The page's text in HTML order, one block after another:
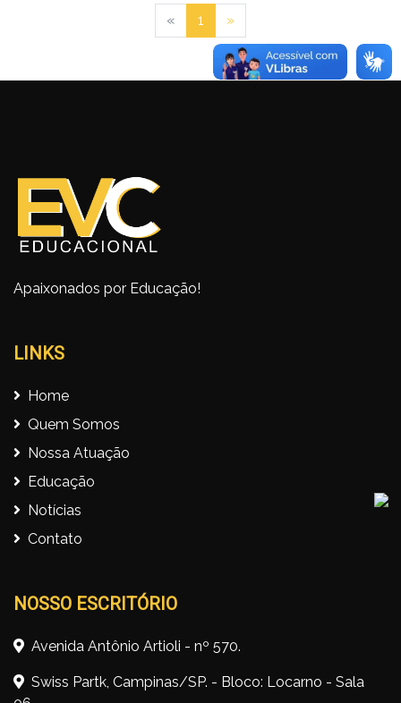
« Previous
1 »Next
Apaixonados por Educação!
LINKS
Home
Quem Somos
Nossa Atuação
Educação
Notícias
Contato
NOSSO ESCRITÓRIO
Avenida Antônio Artioli - nº 570.
Swiss Partk, Campinas/SP. - Bloco: Locarno - Sala